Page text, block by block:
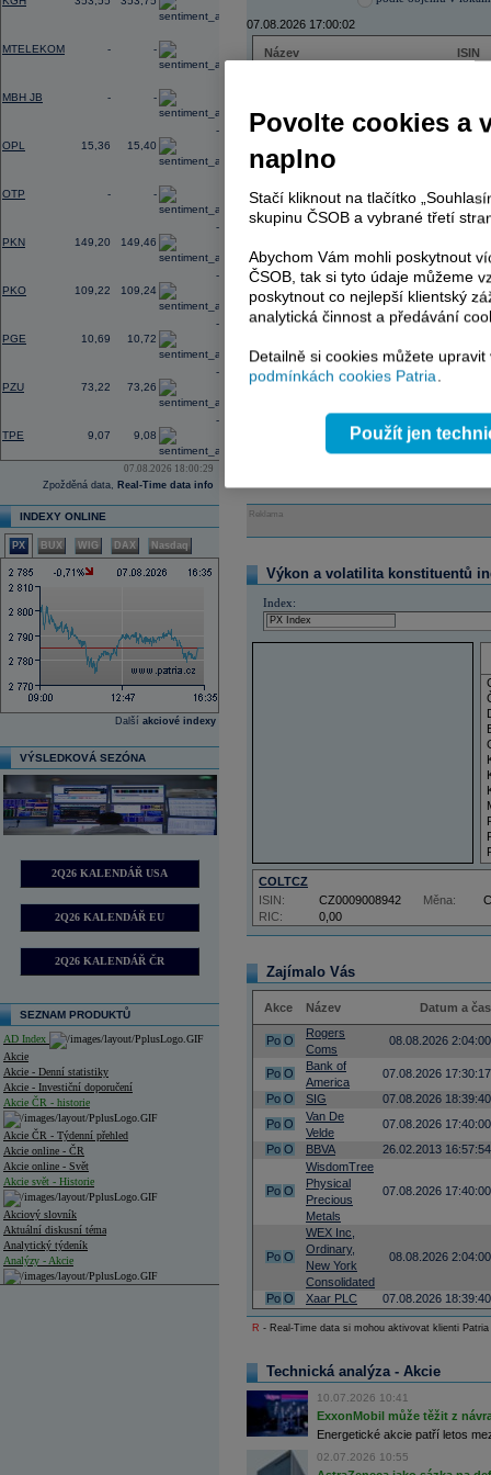
MTELEKOM - -
MBH JB - -
OPL 15,36 15,40
-0,36
OTP - -
PKN 149,20 149,46
-2,38
PKO 109,22 109,24
-0,60
PGE 10,69 10,72
-0,46
PZU 73,22 73,26
-0,22
TPE 9,07 9,08
-1,56
07.08.2026 18:00:29
Zpožděná data, Real-Time data info
INDEXY ONLINE
PX BUX WIG DAX Nasdaq
Další akciové indexy
VÝSLEDKOVÁ SEZÓNA
2Q26 KALENDÁŘ USA
2Q26 KALENDÁŘ EU
2Q26 KALENDÁŘ ČR
SEZNAM PRODUKTŮ
AD Index
Akcie
Akcie - Denní statistiky
Akcie - Investiční doporučení
Akcie ČR - historie
Akcie ČR - Týdenní přehled
Akcie online - ČR
Akcie online - Svět
Akcie svět - Historie
Akciový slovník
Aktuální diskusní téma
Analytický týdeník
Analýzy - Akcie
07.08.2026 17:00:02
Název
ISIN
ERSTE BANK
TMR
AD index - vývoj
Region
Reklama
Výkon a volatilita konstituentů
Index:
COLTCZ
RIC: 0,00
ISIN: CZ0009008942 Měna:
Zajímalo Vás
Akce Název Datum a čas
Po O
Rogers
Coms
08.08.2026 2:04:00
Po O
Bank of
America
07.08.2026 17:30:17
Po O SIG
07.08.2026 18:39:40
Po O
Van De
Velde
07.08.2026 17:40:00
Po O BBVA 26.02.2013 16:57:54
Po O
WisdomTree
Physical
Precious
Metals
07.08.2026 17:40:00
Po O
WEX Inc,
Ordinary,
New York
Consolidated
08.08.2026 2:04:00
Po O Xaar PLC 07.08.2026 18:39:40
R - Real-Time data si mohou aktivovat klienti
Technická analýza - Akcie
10.07.2026 10:41
ExxonMobil může těžit z
Energetické akcie patří letos
02.07.2026 10:55
Povolte cookies a
naplno
Stačí kliknout na tlačítko
skupinu ČSOB a vybrané třetí
Abychom Vám mohli poskytnout
ČSOB, tak si tyto údaje můžeme
poskytnout co nejlepší klientský
analytická činnost a předávání
Detailně si cookies můžete
podmínkách cookies Patria.
Použít jen